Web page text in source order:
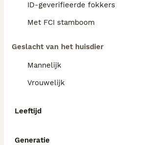
ID-geverifieerde fokkers
Met FCI stamboom
Geslacht van het huisdier
Mannelijk
Vrouwelijk
Leeftijd
Generatie